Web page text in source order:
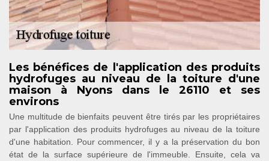
Les bénéfices de l'application des produits
hydrofuges au niveau de la toiture d'une
maison à Nyons dans le 26110 et ses
environs
Une multitude de bienfaits peuvent être tirés par les propriétaires
par l'application des produits hydrofuges au niveau de la toiture
d'une habitation. Pour commencer, il y a la préservation du bon
état de la surface supérieure de l'immeuble. Ensuite, cela va